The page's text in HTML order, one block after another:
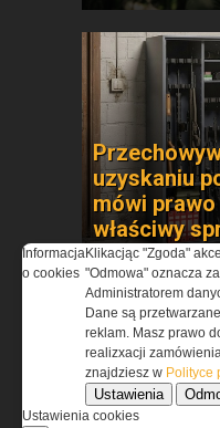
uzyskaniu
mówi
właściwy
Informacja
o cookies
Klikacjąc "Zgoda"
"Odmowa" oznacza
Administratorem
Dane są
reklam. Masz prawo
realizxacji
znajdziesz w Polityce
Ustawienia
Ustawienia cookies